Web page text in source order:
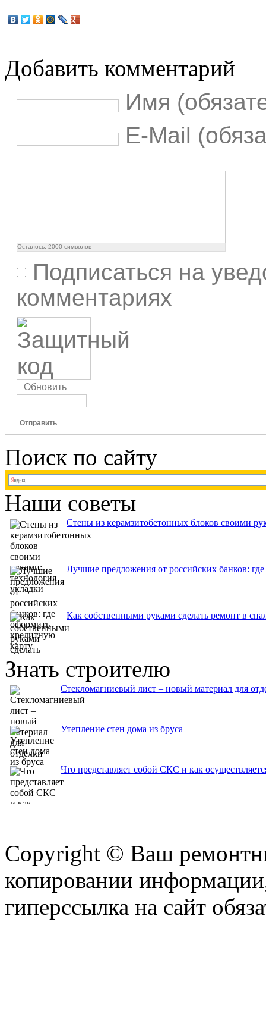
Добавить комментарий
Имя
E-Mail
Осталось: 2000 символов
Подписаться на
комментариях
Обновить
Отправить
Поиск по сайту
Наши советы
Стены из керамзитобетонных блоков своими
Лучшие предложения от российских банков:
Как собственными руками сделать ремонт в
Знать строителю
Стекломагниевый лист – новый материал для
Утепление стен дома из бруса
Что представляет собой СКС и как
Copyright © Ваш
копировании
гиперссылка на сайт